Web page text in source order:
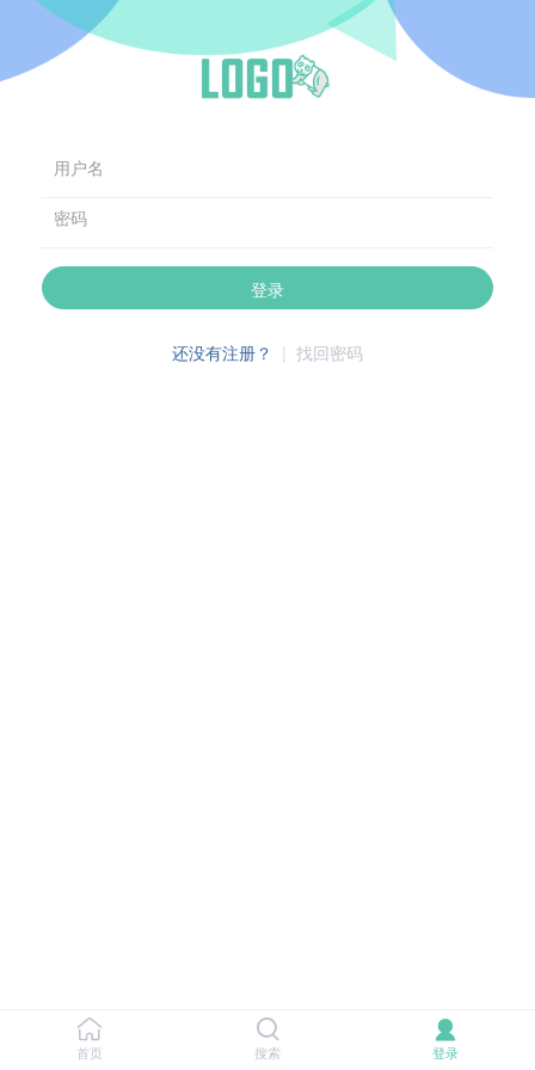
用户名
密码
登录
还没有注册？ | 找回密码
首页 搜索 登录